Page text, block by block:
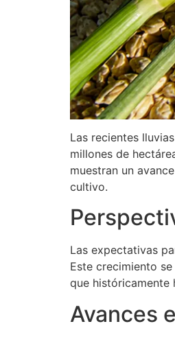
Las recientes
millones de
muestran un
cultivo.
Las expectativas
Este crecimiento
que históricamente
Avances